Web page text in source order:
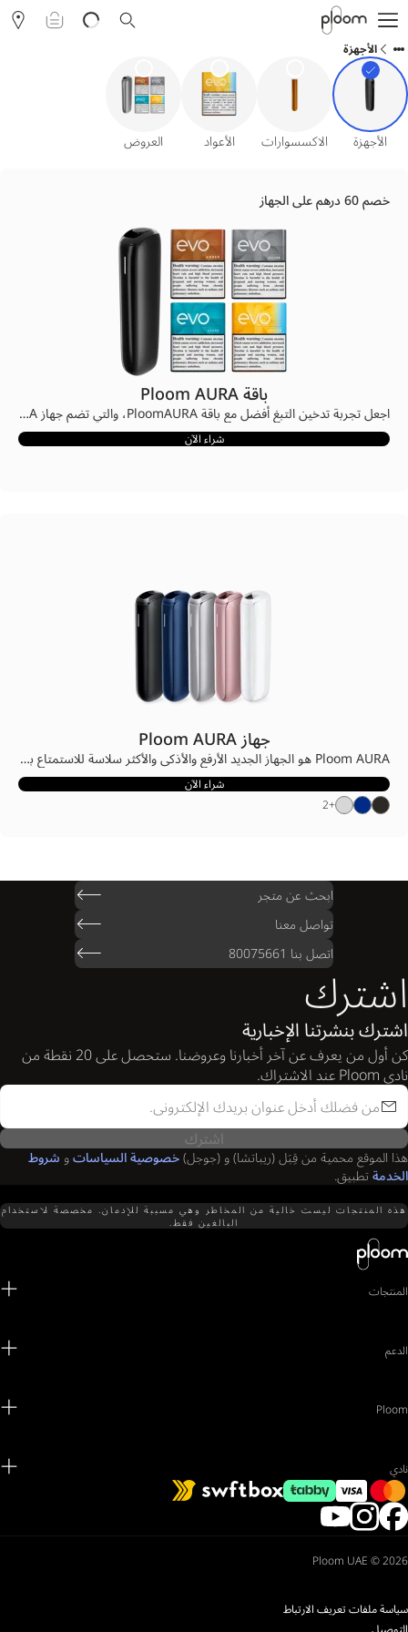
التسوق
حول Ploom AURA
المدونة
نادي Ploom
الفعاليات
مساعدة ودعم Ploom
العربية
الأجهزة
الأجهزة الاكسسوارات الأعواد العروض
خصم 60 درهم على الجهاز
باقة Ploom AURA
اجعل تجربة تدخين التبغ أفضل مع باقة PloomAURA، والتي تضم جهاز Ploom AURA باللون الذي تختاره، مع 4 عبوات من أعواد EVO الأكثر تفضيلًا، وهي: الكهرماني، والفضي، والأزرق الآزوري، والأماريلو.
شراء الآن
جهاز Ploom AURA
Ploom AURA هو الجهاز الجديد الأرفع والأذكى والأكثر سلاسة للاستمتاع بالتبغ المُسخّن. في جهاز واحد بسيط وسهل الاستخدام، يُقدّم Ploom AURA مذاق التبغ الحقيقي بأناقة لتجربة متعة لا تُضاهى في كل لحظة. اختر من بين أربعة ألوان أنيقة للجهاز، وغيّر مظهر جهاز AURA الخاص بك مع مجموعتنا الجديدة الرائعة من الألواح الأمامية والخلفية، لتعبّر عن تفردك وتجعل Ploom يعبر عنك. استمتع بالجيل الجديد من أجهزة تدخين التبغ.
شراء الآن
+
2
ابحث عن متجر
تواصل معنا
اتصل بنا 80075661
اشترك
اشترك بنشرتنا الإخبارية
كن أول من يعرف عن آخر أخبارنا وعروضنا. ستحصل على 20 نقطة من
نادي Ploom عند الاشتراك.
اشترك
هذا الموقع محمية من قِبَل (ريباتشا) و (جوجل) خصوصية السياسات و شروط
الخدمة تطبيق.
هذه المنتجات ليست خالية من المخاطر وهي مسببة للإدمان. مخصصة لاستخدام
البالغين فقط.
المنتجات
الدعم
Ploom
نادي
Ploom UAE © 2026
سياسة ملفات تعريف الارتباط
التوصيل